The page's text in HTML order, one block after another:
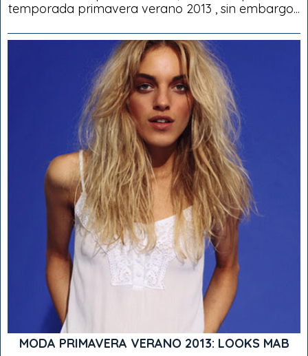
temporada primavera verano 2013 , sin embargo...
MODA PRIMAVERA VERANO 2013: LOOKS MAB